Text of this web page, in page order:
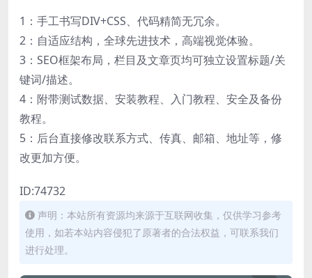
1：手工书写DIV+CSS、代码精简无冗余。
2：自适应结构，全球先进技术，高端视觉体验。
3：SEO框架布局，栏目及文章页均可独立设置标题/关
键词/描述。
4：附带测试数据、安装教程、入门教程、安全及备份
教程。
5：后台直接修改联系方式、传真、邮箱、地址等，修
改更加方便。
ID:74732
声明：本站所有资源均来源于互联网收集，仅供学习参考
使用，如若本站内容侵犯了原著者的合法权益，可联系我们
进行处理。